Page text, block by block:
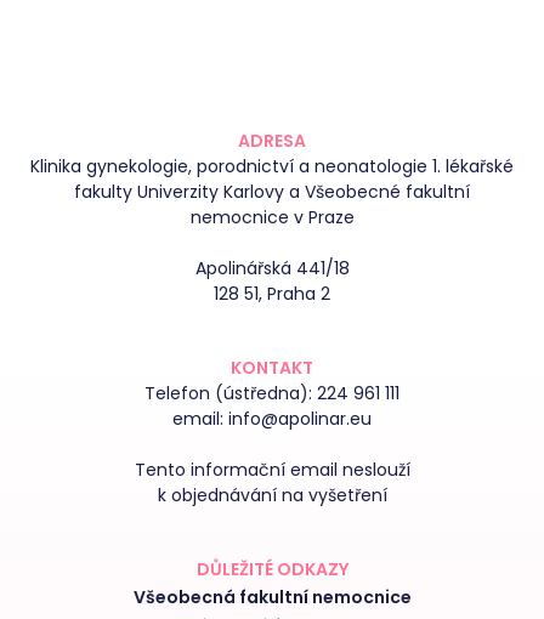
ADRESA
Klinika gynekologie, porodnictví a neonatologie 1. lékařské
fakulty Univerzity Karlovy a Všeobecné fakultní
nemocnice v Praze
Apolinářská 441/18
128 51, Praha 2
KONTAKT
Telefon (ústředna): 224 961 111
email: info@apolinar.eu
Tento informační email neslouží
k objednávání na vyšetření
DŮLEŽITÉ ODKAZY
Všeobecná fakultní nemocnice